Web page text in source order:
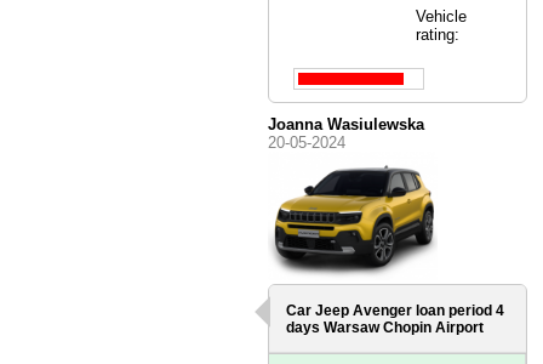
Vehicle
rating:
Joanna Wasiulewska
20-05-2024
Car Jeep Avenger loan period 4
daysWarsaw Chopin Airport